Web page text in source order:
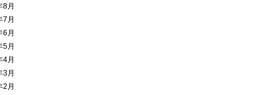
8月
7月
6月
5月
4月
3月
2月